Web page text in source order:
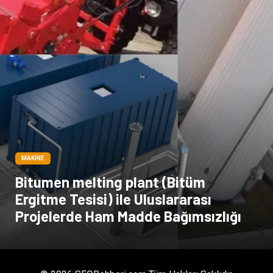
MAKINE
Bitumen melting plant (Bitüm
Ergitme Tesisi) ile Uluslararası
Projelerde Ham Madde Bağımsızlığı